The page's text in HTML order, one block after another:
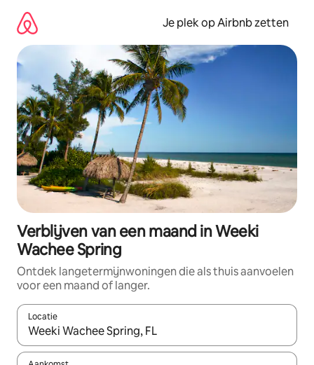
direct
naar
inhoud
Je plek op Airbnb zetten
Verblijven van een maand in Weeki
Wachee Spring
Ontdek langetermijnwoningen die als thuis aanvoelen
voor een maand of langer.
Locatie
Wanneer er resultaten beschikbaar zijn, maak je een keuze